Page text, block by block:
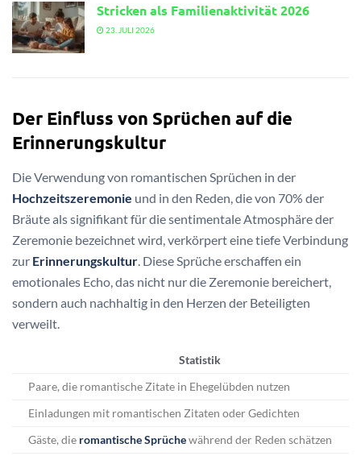
Stricken als Familienaktivität 2026
23. JULI 2026
Der Einfluss von Sprüchen auf die
Erinnerungskultur
Die Verwendung von romantischen Sprüchen in der
Hochzeitszeremonie und in den Reden, die von 70% der
Bräute als signifikant für die sentimentale Atmosphäre der
Zeremonie bezeichnet wird, verkörpert eine tiefe Verbindung
zur Erinnerungskultur . Diese Sprüche erschaffen ein
emotionales Echo, das nicht nur die Zeremonie bereichert,
sondern auch nachhaltig in den Herzen der Beteiligten
verweilt.
Statistik
Paare, die romantische Zitate in Ehegelübden nutzen
Einladungen mit romantischen Zitaten oder Gedichten
Gäste, die romantische Sprüchewährend der Reden schätzen